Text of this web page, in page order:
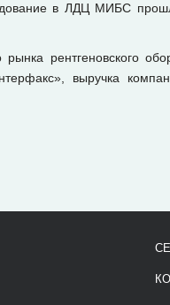
в ЛДЦ МИБС
рентгеновского
выручка